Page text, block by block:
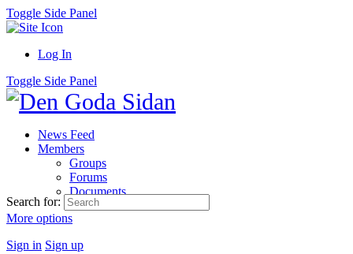
Toggle Side Panel
Log In
Toggle Side Panel
News Feed
Members
Groups
Forums
Documents
More options
Sign in Sign up
Search for: